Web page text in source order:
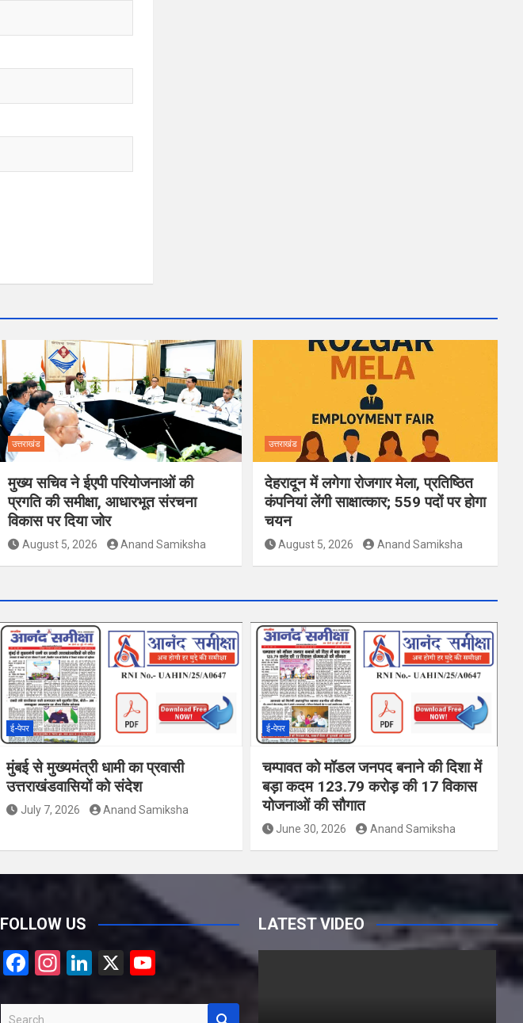
उत्तराखंड
मुख्य सचिव ने ईएपी परियोजनाओं की
प्रगति की समीक्षा, आधारभूत संरचना
विकास पर दिया जोर
August 5, 2026 Anand Samiksha
उत्तराखंड
देहरादून में लगेगा रोजगार मेला, प्रतिष्ठित
कंपनियां लेंगी साक्षात्कार; 559 पदों पर होगा
चयन
August 5, 2026 Anand Samiksha
ई-पेपर
मुंबई से मुख्यमंत्री धामी का प्रवासी
उत्तराखंडवासियों को संदेश
July 7, 2026 Anand Samiksha
ई-पेपर
चम्पावत को मॉडल जनपद बनाने की दिशा में
बड़ा कदम 123.79 करोड़ की 17 विकास
योजनाओं की सौगात
June 30, 2026 Anand Samiksha
FOLLOW US
F
ce
In
a
Li
ke
X
u
LATEST VIDEO